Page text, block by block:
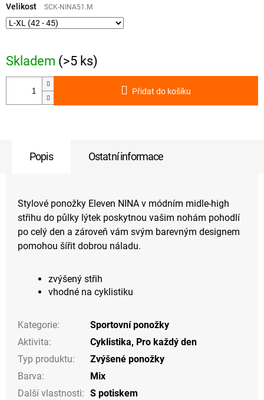
cena:
Skladem (>5 ks)
Velikost SCK-NINA51.M
Přidat do košíku
Popis Ostatní informace
Stylové ponožky Eleven NINA v módním midle-high
střihu do půlky lýtek poskytnou vašim nohám pohodlí
po celý den a zároveň vám svým barevným designem
pomohou šířit dobrou náladu.
zvýšený střih
vhodné na cyklistiku
Kategorie:
Sportovní ponožky
Aktivita: Cyklistika, Pro každý den
Typ produktu:
Zvýšené ponožky
Barva:
Mix
Další vlastnosti: S potiskem